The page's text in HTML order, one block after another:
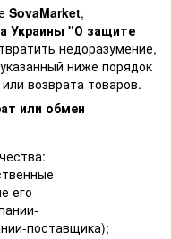
SovaMarket,
Украины "О защите
недоразумение,
ниже порядок
возврата товаров.
или обмен
его
поставщика);